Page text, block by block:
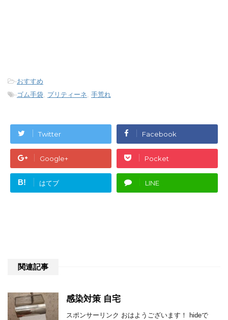
-おすすめ
-ゴム手袋, プリティーネ, 手荒れ
Twitter Facebook
Google+ Pocket
B! はてブ LINE
関連記事
感染対策 自宅
スポンサーリンク おはようございます！ hideで